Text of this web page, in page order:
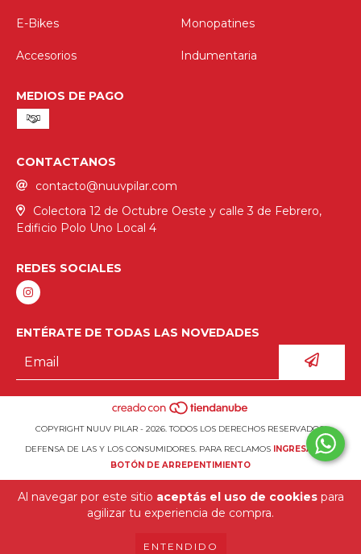
Al navegar por este sitio aceptás el uso de cookiespara
agilizar tu experiencia de compra.
ENTENDIDO
E-Bikes Monopatines
Accesorios Indumentaria
MEDIOS DE PAGO
CONTACTANOS
contacto@nuuvpilar.com
Colectora 12 de Octubre Oeste y calle 3 de Febrero,
Edificio Polo Uno Local 4
REDES SOCIALES
ENTÉRATE DE TODAS LAS NOVEDADES
COPYRIGHT NUUV PILAR - 2026. TODOS LOS DERECHOS RESERVADOS.
DEFENSA DE LAS Y LOS CONSUMIDORES. PARA RECLAMOS
INGRESÁ ACÁ.
BOTÓN DE ARREPENTIMIENTO